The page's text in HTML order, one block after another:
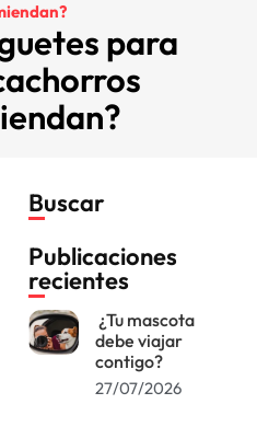
para
Buscar
Publicaciones
recientes
¿Tu mascota
debe viajar
contigo?
27/07/2026